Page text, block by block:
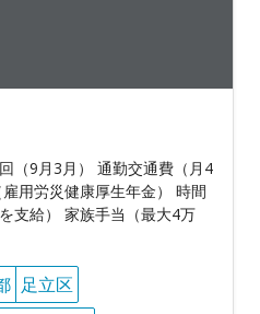
（9月3月） 通勤交通費（月4
用労災健康厚生年金） 時間
支給） 家族手当（最大4万
足立区